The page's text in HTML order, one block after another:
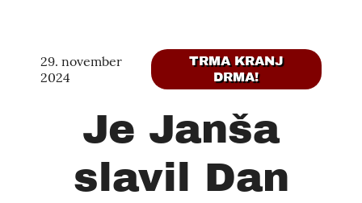
29. november
2024
TRMA KRANJ
DRMA!
Je Janša
slavil Dan